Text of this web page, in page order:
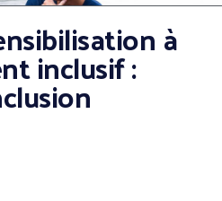
à
inclusif :